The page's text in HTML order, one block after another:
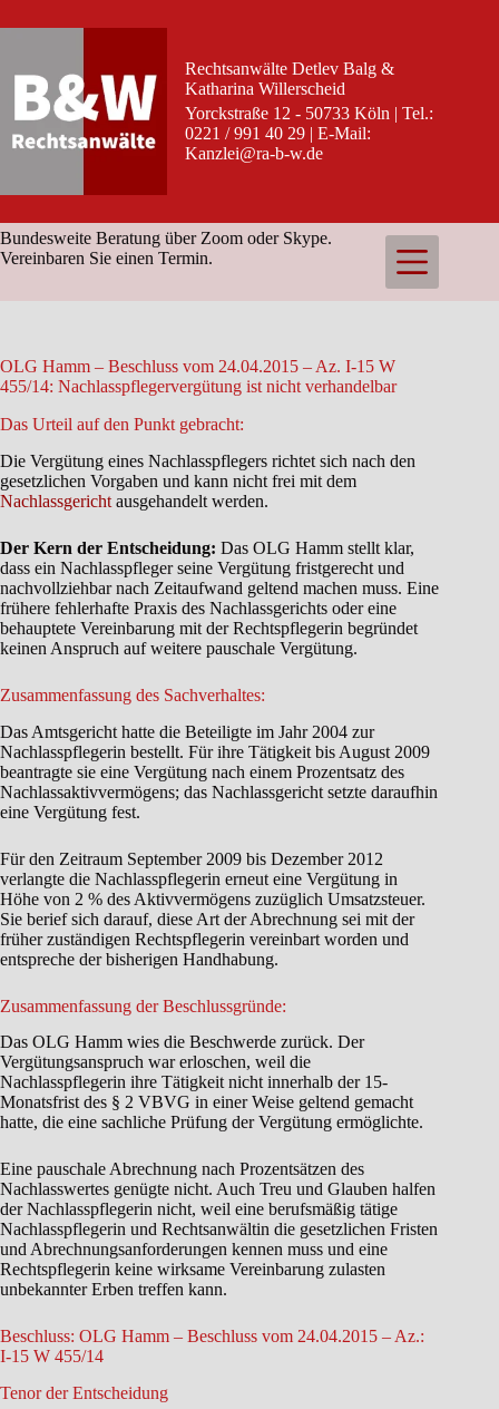
Inhalt
Rechtsanwälte Detlev Balg &
Katharina Willerscheid
Yorckstraße 12 - 50733 Köln | Tel.:
0221 / 991 40 29 | E-Mail:
Kanzlei@ra-b-w.de
Bundesweite Beratung über Zoom oder Skype.
Vereinbaren Sie einen Termin.
OLG Hamm – Beschluss vom 24.04.2015 – Az. I-15 W
455/14: Nachlasspflegervergütung ist nicht verhandelbar
Das Urteil auf den Punkt gebracht:
Die Vergütung eines Nachlasspflegers richtet sich nach den
gesetzlichen Vorgaben und kann nicht frei mit dem
Nachlassgericht ausgehandelt werden.
Der Kern der Entscheidung: Das OLG Hamm stellt klar,
dass ein Nachlasspfleger seine Vergütung fristgerecht und
nachvollziehbar nach Zeitaufwand geltend machen muss. Eine
frühere fehlerhafte Praxis des Nachlassgerichts oder eine
behauptete Vereinbarung mit der Rechtspflegerin begründet
keinen Anspruch auf weitere pauschale Vergütung.
Zusammenfassung des Sachverhaltes:
Das Amtsgericht hatte die Beteiligte im Jahr 2004 zur
Nachlasspflegerin bestellt. Für ihre Tätigkeit bis August 2009
beantragte sie eine Vergütung nach einem Prozentsatz des
Nachlassaktivvermögens; das Nachlassgericht setzte daraufhin
eine Vergütung fest.
Für den Zeitraum September 2009 bis Dezember 2012
verlangte die Nachlasspflegerin erneut eine Vergütung in
Höhe von 2 % des Aktivvermögens zuzüglich Umsatzsteuer.
Sie berief sich darauf, diese Art der Abrechnung sei mit der
früher zuständigen Rechtspflegerin vereinbart worden und
entspreche der bisherigen Handhabung.
Zusammenfassung der Beschlussgründe:
Das OLG Hamm wies die Beschwerde zurück. Der
Vergütungsanspruch war erloschen, weil die
Nachlasspflegerin ihre Tätigkeit nicht innerhalb der 15-
Monatsfrist des § 2 VBVG in einer Weise geltend gemacht
hatte, die eine sachliche Prüfung der Vergütung ermöglichte.
Eine pauschale Abrechnung nach Prozentsätzen des
Nachlasswertes genügte nicht. Auch Treu und Glauben halfen
der Nachlasspflegerin nicht, weil eine berufsmäßig tätige
Nachlasspflegerin und Rechtsanwältin die gesetzlichen Fristen
und Abrechnungsanforderungen kennen muss und eine
Rechtspflegerin keine wirksame Vereinbarung zulasten
unbekannter Erben treffen kann.
Beschluss: OLG Hamm – Beschluss vom 24.04.2015 – Az.:
I-15 W 455/14
Tenor der Entscheidung